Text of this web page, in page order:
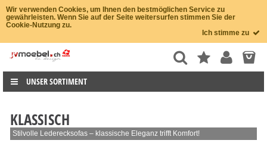
Wir verwenden Cookies, um Ihnen den bestmöglichen Service zu
gewährleisten. Wenn Sie auf der Seite weitersurfen stimmen Sie der
Cookie-Nutzung zu.
Ich stimme zu
UNSER SORTIMENT
KLASSISCH
Stilvolle Lederecksofas – klassische Eleganz trifft Komfort!